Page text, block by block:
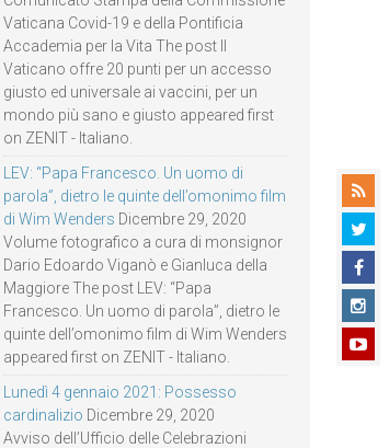
Vaticana Covid-19 e della Pontificia
Accademia per la Vita The post Il
Vaticano offre 20 punti per un accesso
giusto ed universale ai vaccini, per un
mondo più sano e giusto appeared first
on ZENIT - Italiano.
LEV: “Papa Francesco. Un uomo di
parola”, dietro le quinte dell’omonimo film
di Wim Wenders Dicembre 29, 2020
Volume fotografico a cura di monsignor
Dario Edoardo Viganò e Gianluca della
Maggiore The post LEV: “Papa
Francesco. Un uomo di parola”, dietro le
quinte dell’omonimo film di Wim Wenders
appeared first on ZENIT - Italiano.
Lunedì 4 gennaio 2021: Possesso
cardinalizio Dicembre 29, 2020
Avviso dell’Ufficio delle Celebrazioni